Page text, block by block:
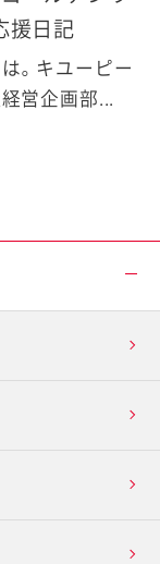
援日記
。キユーピー
営企画部...